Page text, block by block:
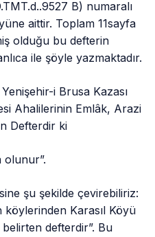
B) numaralı
aittir. Toplam 11sayfa
olduğu bu defterin
ile şöyle yazmaktadır.
i Brusa Kazası
Ahalilerinin Emlâk, Arazi
Defterdir ki
şu şekilde çevirebiliriz:
köylerinden Karasıl Köyü
defterdir”. Bu